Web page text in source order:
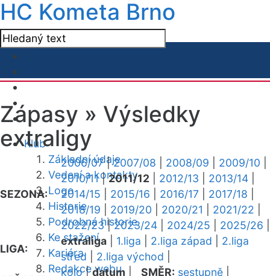
HC Kometa Brno
Klub
Základní údaje
Vedení a kontakty
Logo
Historie
Podrobná historie
Ke stažení
Kariéra
Redakce webu
Zápasy » Výsledky
extraligy
SEZONA:
2006/07|2007/08 2008/09 2009/10
2010/11|2011/12 2012/13 2013/14
2014/15
2015/16 2016/17 2017/18
2018/19
2019/20 2020/21 2021/22
2022/23|2023/24 2024/25 2025/26
LIGA:
extraliga 1.liga 2.liga západ
2.liga
střed
2.liga východ
kolo|datum SMĚR: sestupně